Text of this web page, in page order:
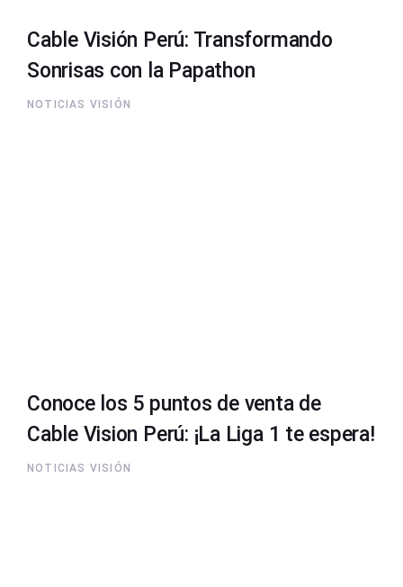
Cable Visión Perú: Transformando
Sonrisas con la Papathon
NOTICIAS VISIÓN
Conoce los 5 puntos de venta de
Cable Vision Perú: ¡La Liga 1 te espera!
NOTICIAS VISIÓN